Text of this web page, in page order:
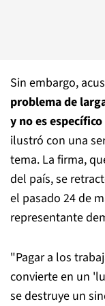
Sin embargo,
problema de
y no es
ilustró con una
tema. La firma,
del país, se
el pasado 24 de
representante
"Pagar a los
convierte en un
se destruye un